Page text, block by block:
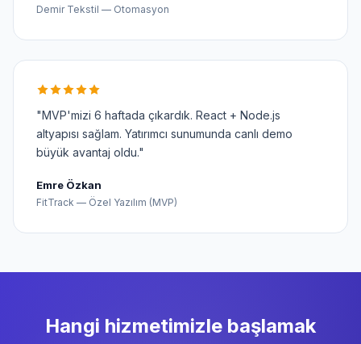
Demir Tekstil — Otomasyon
"MVP'mizi 6 haftada çıkardık. React + Node.js
altyapısı sağlam. Yatırımcı sunumunda canlı demo
büyük avantaj oldu."
Emre Özkan
FitTrack — Özel Yazılım (MVP)
Hangi hizmetimizle başlamak